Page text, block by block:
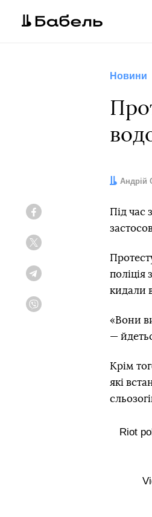
Новини
Автор:
Андрій
Під час
поліція
кидали
«Вони
—
Крім
які
Riot